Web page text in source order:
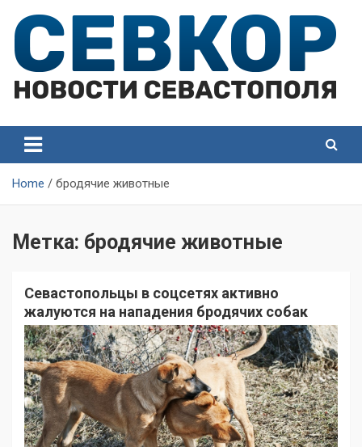
content
Севастополя
Севастополя
Home бродячие животные
Метка: бродячие животные
Севастопольцы в соцсетях активно
жалуются на нападения бродячих собак